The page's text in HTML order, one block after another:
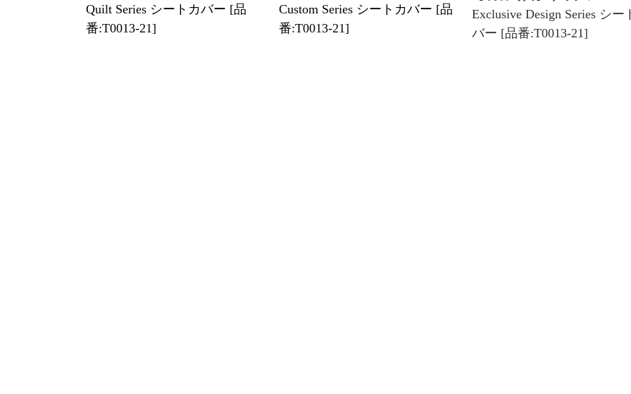
Quilt Series シートカバー [品
番:T0013-21]
Custom Series シートカバー [品
番:T0013-21]
Exclusive Design Series シー
バー [品番:T0013-21]